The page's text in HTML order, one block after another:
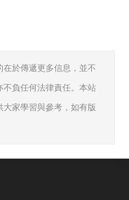
於傳遞更多信息，並不
負任何法律責任。本站
家學習與參考，如有版